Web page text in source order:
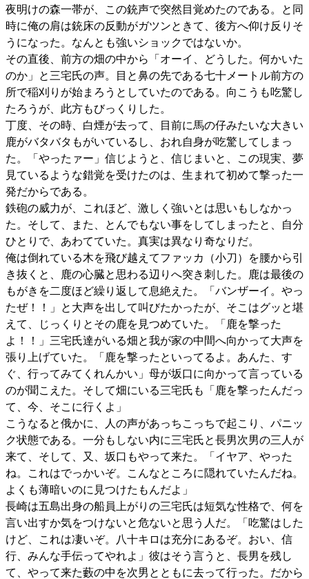
夜明けの森一帯が、この銃声で突然目覚めたのである。と同
時に俺の肩は銃床の反動がガツンときて、後方へ仰け反りそ
うになった。なんとも強いショックではないか。
その直後、前方の畑の中から「オーイ、どうした。何かいた
のか」と三宅氏の声。目と鼻の先である七十メートル前方の
所で稲刈りが始まろうとしていたのである。向こうも吃驚し
たろうが、此方もびっくりした。
丁度、その時、白煙が去って、目前に馬の仔みたいな大きい
鹿がバタバタもがいているし、おれ自身が吃驚してしまっ
た。「やったァー」信じようと、信じまいと、この現実、夢
見ているような錯覚を受けたのは、生まれて初めて撃った一
発だからである。
鉄砲の威力が、これほど、激しく強いとは思いもしなかっ
た。そして、また、とんでもない事をしてしまったと、自分
ひとりで、あわてていた。真実は異なり奇なりだ。
俺は倒れている木を飛び越えてファッカ（小刀）を腰から引
き抜くと、鹿の心臓と思わる辺りへ突き刺した。鹿は最後の
もがきを二度ほど繰り返して息絶えた。「バンザーイ。やっ
たぜ！！」と大声を出して叫びたかったが、そこはグッと堪
えて、じっくりとその鹿を見つめていた。「鹿を撃った
よ！！」三宅氏達がいる畑と我が家の中間へ向かって大声を
張り上げていた。「鹿を撃ったといってるよ。あんた、す
ぐ、行ってみてくれんかい」母が坂口に向かって言っている
のが聞こえた。そして畑にいる三宅氏も「鹿を撃ったんだっ
て、今、そこに行くよ」
こうなると俄かに、人の声があっちこっちで起こり、パニッ
ク状態である。一分もしない内に三宅氏と長男次男の三人が
来て、そして、又、坂口もやって来た。「イヤア、やった
ね。これはでっかいぞ。こんなところに隠れていたんだね。
よくも薄暗いのに見つけたもんだよ」
長崎は五島出身の船員上がりの三宅氏は短気な性格で、何を
言い出すか気をつけないと危ないと思う人だ。「吃驚はした
けど、これは凄いぞ。八十キロは充分にあるぞ。おい、信
行、みんな手伝ってやれよ」彼はそう言うと、長男を残し
て、やって来た藪の中を次男とともに去って行った。だから